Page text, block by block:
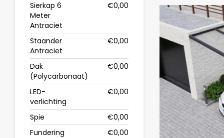
Sierkap 6
Meter
Antraciet
€0,00
Staander
Antraciet
€0,00
Dak
(Polycarbonaat)
€0,00
LED-
verlichting
€0,00
Spie
€0,00
Fundering
€0,00